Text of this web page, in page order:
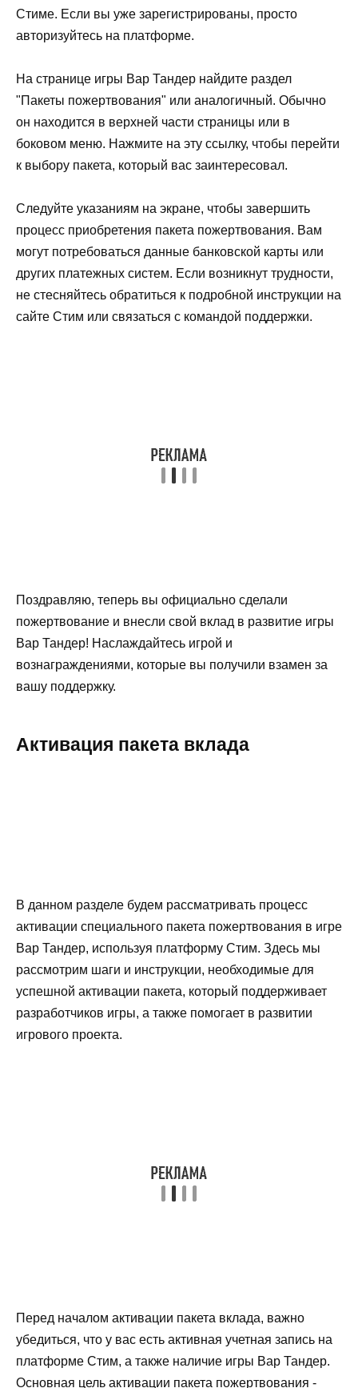
Стиме. Если вы уже зарегистрированы, просто
авторизуйтесь на платформе.
На странице игры Вар Тандер найдите раздел
"Пакеты пожертвования" или аналогичный. Обычно
он находится в верхней части страницы или в
боковом меню. Нажмите на эту ссылку, чтобы перейти
к выбору пакета, который вас заинтересовал.
Следуйте указаниям на экране, чтобы завершить
процесс приобретения пакета пожертвования. Вам
могут потребоваться данные банковской карты или
других платежных систем. Если возникнут трудности,
не стесняйтесь обратиться к подробной инструкции на
сайте Стим или связаться с командой поддержки.
Поздравляю, теперь вы официально сделали
пожертвование и внесли свой вклад в развитие игры
Вар Тандер! Наслаждайтесь игрой и
вознаграждениями, которые вы получили взамен за
вашу поддержку.
Активация пакета вклада
В данном разделе будем рассматривать процесс
активации специального пакета пожертвования в игре
Вар Тандер, используя платформу Стим. Здесь мы
рассмотрим шаги и инструкции, необходимые для
успешной активации пакета, который поддерживает
разработчиков игры, а также помогает в развитии
игрового проекта.
Перед началом активации пакета вклада, важно
убедиться, что у вас есть активная учетная запись на
платформе Стим, а также наличие игры Вар Тандер.
Основная цель активации пакета пожертвования -